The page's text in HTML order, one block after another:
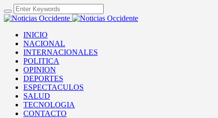
INICIO
NACIONAL
INTERNACIONALES
POLITICA
OPINION
DEPORTES
ESPECTACULOS
SALUD
TECNOLOGIA
CONTACTO